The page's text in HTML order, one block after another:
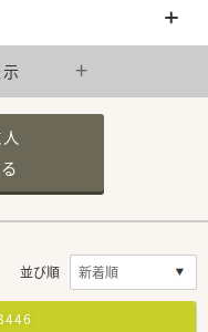
並び順